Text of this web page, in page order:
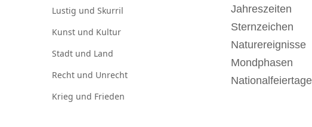
Lustig und Skurril
Kunst und Kultur
Stadt und Land
Recht und Unrecht
Krieg und Frieden
Jahreszeiten
Sternzeichen
Naturereignisse
Mondphasen
Nationalfeiertage